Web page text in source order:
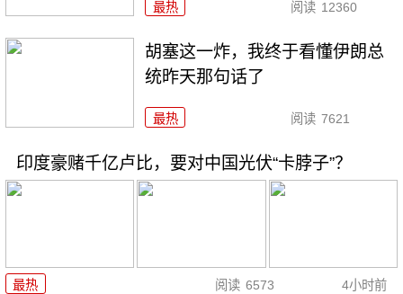
最热 阅读 12360
胡塞这一炸，我终于看懂伊朗总
统昨天那句话了
最热 阅读 7621
印度豪赌千亿卢比，要对中国光伏“卡脖子”？
最热 阅读 6573 4小时前